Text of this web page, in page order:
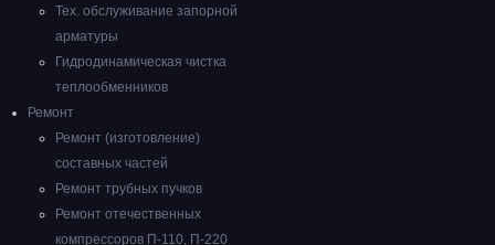
Тех. обслуживание запорной
арматуры
Гидродинамическая чистка
теплообменников
Ремонт
Ремонт (изготовление)
составных частей
Ремонт трубных пучков
Ремонт отечественных
компрессоров П-110, П-220